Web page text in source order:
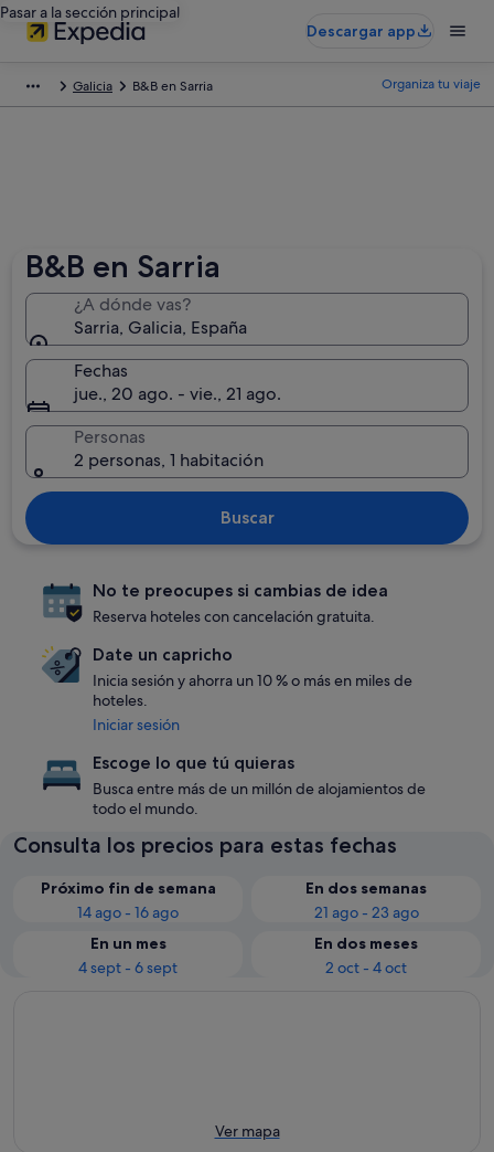
Pasar a la sección principal
Descargar app
Galicia B&B en Sarria Organiza tu viaje
B&B en Sarria
¿A dónde vas?
Sarria, Galicia, España
Fechas
jue., 20 ago. - vie., 21 ago.
Personas
2 personas, 1 habitación
Buscar
No te preocupes si cambias de idea
Reserva hoteles con cancelación gratuita.
Date un capricho
Inicia sesión y ahorra un 10 % o más en miles de
hoteles.
Iniciar sesión
Escoge lo que tú quieras
Busca entre más de un millón de alojamientos de
todo el mundo.
Consulta los precios para estas fechas
Próximo fin de semana
14 ago - 16 ago
En dos semanas
21 ago - 23 ago
En un mes
4 sept - 6 sept
En dos meses
2 oct - 4 oct
Ver mapa